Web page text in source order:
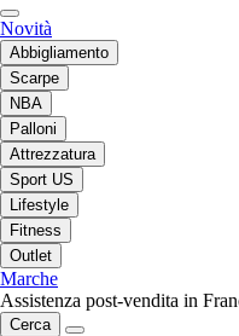
Novità
Abbigliamento
Scarpe
NBA
Palloni
Attrezzatura
Sport US
Lifestyle
Fitness
Outlet
Marche
Assistenza post-vendita in
Cerca